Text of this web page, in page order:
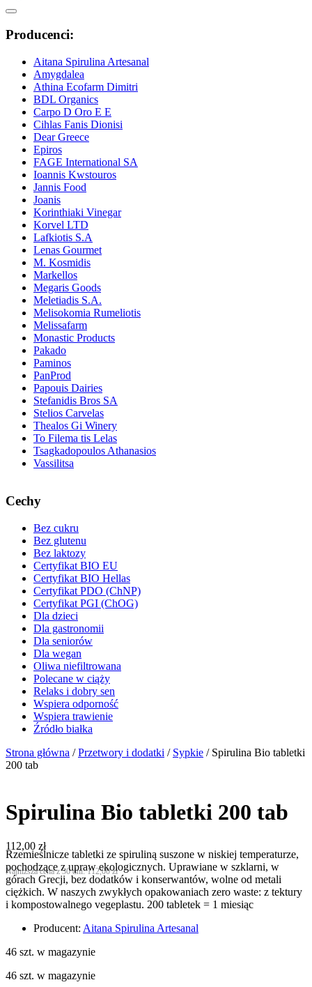
Producenci:
Aitana Spirulina Artesanal
Amygdalea
Athina Ecofarm Dimitri
BDL Organics
Carpo D Oro E E
Cihlas Fanis Dionisi
Dear Greece
Epiros
FAGE International SA
Ioannis Kwstouros
Jannis Food
Joanis
Korinthiaki Vinegar
Korvel LTD
Lafkiotis S.A
Lenas Gourmet
M. Kosmidis
Markellos
Megaris Goods
Meletiadis S.A.
Melisokomia Rumeliotis
Melissafarm
Monastic Products
Pakado
Paminos
PanProd
Papouis Dairies
Stefanidis Bros SA
Stelios Carvelas
Thealos Gi Winery
To Filema tis Lelas
Tsagkadopoulos Athanasios
Vassilitsa
Cechy
Bez cukru
Bez glutenu
Bez laktozy
Certyfikat BIO EU
Certyfikat BIO Hellas
Certyfikat PDO (ChNP)
Certyfikat PGI (ChOG)
Dla dzieci
Dla gastronomii
Dla seniorów
Dla wegan
Oliwa niefiltrowana
Polecane w ciąży
Relaks i dobry sen
Wspiera odporność
Wspiera trawienie
Źródło białka
Strona główna /Przetwory i dodatki / Sypkie / Spirulina Bio tabletki
200 tab
Spirulina Bio tabletki 200 tab
112,00 zł
Najniższa cena z 30 dni:112,00zł
Rzemieślnicze tabletki ze spiruliną suszone w niskiej temperaturze,
pochodzące z upraw ekologicznych. Uprawiane w szklarni, w
górach Grecji, bez dodatków i konserwantów, wolne od metali
ciężkich. W naszych zwykłych opakowaniach zero waste: z tektury
i kompostowalnego vegeplastu. 200 tabletek = 1 miesiąc
Producent: Aitana Spirulina Artesanal
46 szt. w magazynie
46 szt. w magazynie